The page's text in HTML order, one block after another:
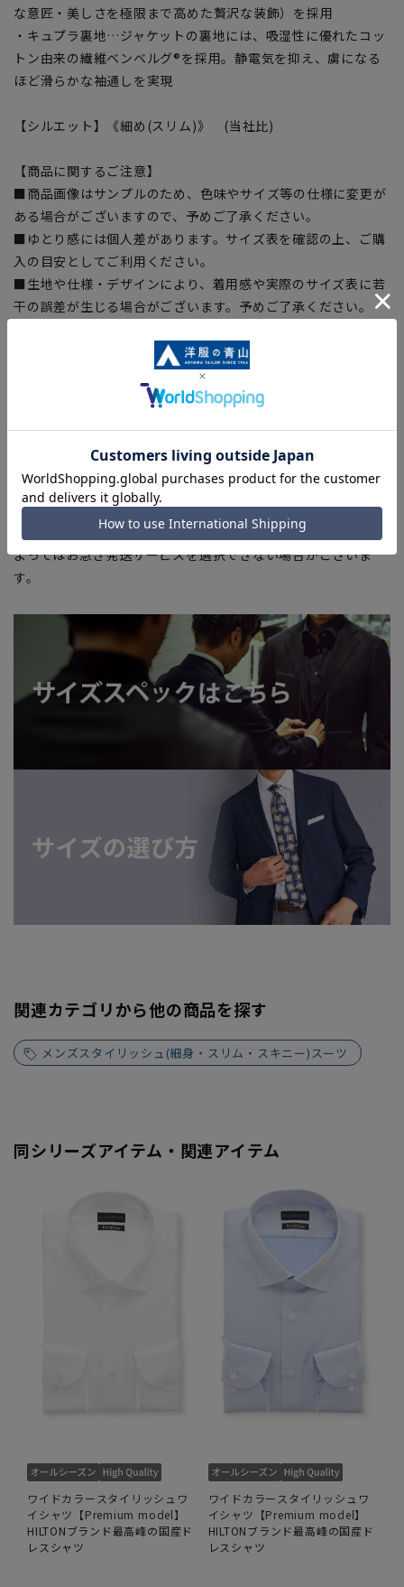
な意匠・美しさを極限まで高めた贅沢な装飾）を採用
・キュプラ裏地…ジャケットの裏地には、吸湿性に優れたコッ
トン由来の繊維ベンベルグ®を採用。静電気を抑え、虜になる
ほど滑らかな袖通しを実現
【シルエット】《細め(スリム)》 (当社比)
【商品に関するご注意】
■商品画像はサンプルのため、色味やサイズ等の仕様に変更が
ある場合がございますので、予めご了承ください。
■ゆとり感には個人差があります。サイズ表を確認の上、ご購
入の目安としてご利用ください。
■生地や仕様・デザインにより、着用感や実際のサイズ表に若
干の誤差が生じる場合がございます。予めご了承ください。
部、商品現物におすすめサイズ(ヌードサイズ)を記載している
■ブラウザやお使いのモニター環境、また撮影時の室内外の光
■店舗や各モールサイトと商品在庫を共有しております関係
上、ご注文いただいたタイミングにより欠品が発生し、ご注文
を完了できない場合がございます。予めご了承ください。
■お急ぎ発送のご注文につきましても、ご注文のタイミングに
よってはお急ぎ発送サービスを選択できない場合がございま
す。
関連カテゴリから他の商品を探す
メンズスタイリッシュ(細身・スリム・スキニー)スーツ
同シリーズアイテム・関連アイテム
ワイドカラースタイリッシュワ
イシャツ【Premium model】
HILTONブランド最高峰の国産ド
レスシャツ
ワイドカラースタイリッシュワ
イシャツ【Premium model】
HILTONブランド最高峰の国産ド
レスシャツ